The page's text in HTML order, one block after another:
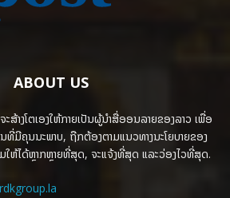
ABOUT US
າງໂຕເອງໃຫ້ກາຍເປັນຜູ້ນຳສື່ອອນລາຍຂອງລາວ ເພື່ອ
ທີ່ມີຄຸນນະພາບ, ຖືກຕ້ອງຕາມແນວທາງນະໂຍບາຍຂອງ
ຫ້ໄດ້ຫຼາກຫຼາຍທີ່ສຸດ, ຈະແຈ້ງທີ່ສຸດ ແລະວ່ອງໄວທີ່ສຸດ.